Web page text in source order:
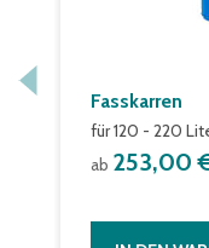
Fasskarren
für 120 - 220
ab 253,00